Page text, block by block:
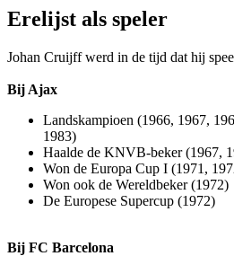
Erelijst als speler
Johan Cruijff werd in de tijd dat hij
Bij Ajax
Landskampioen (1966, 1967,
1983)
Haalde de KNVB-beker (1967,
Won de Europa Cup I (1971,
Won ook de Wereldbeker (1972)
De Europese Supercup (1972)
Bij FC Barcelona